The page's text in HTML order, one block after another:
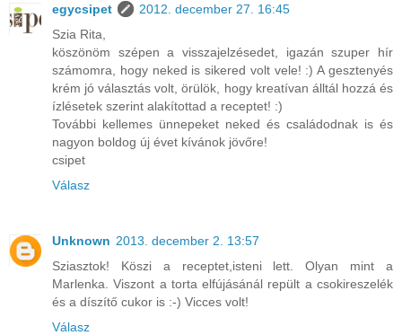
egycsipet
2012. december 27. 16:45
Szia Rita,
köszönöm szépen a visszajelzésedet, igazán szuper hír
számomra, hogy neked is sikered volt vele! :) A gesztenyés
krém jó választás volt, örülök, hogy kreatívan álltál hozzá és
ízlésetek szerint alakítottad a receptet! :)
További kellemes ünnepeket neked és családodnak is és
nagyon boldog új évet kívánok jövőre!
csipet
Válasz
Unknown 2013. december 2. 13:57
Sziasztok! Köszi a receptet,isteni lett. Olyan mint a
Marlenka. Viszont a torta elfújásánál repült a csokireszelék
és a díszítő cukor is :-) Vicces volt!
Válasz